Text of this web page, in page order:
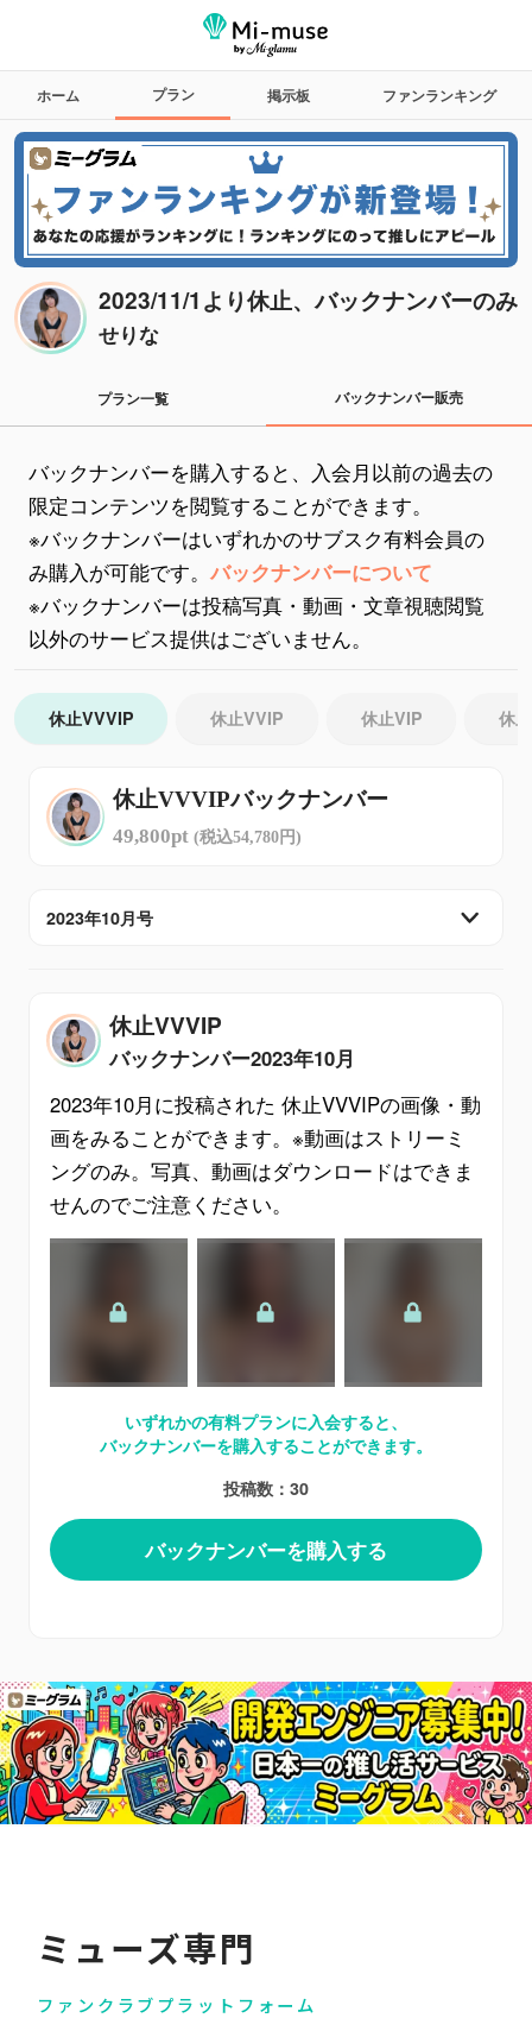
ホーム プラン 掲示板 ファンランキング
2023/11/1より休止、バックナンバーのみ
せりな
プラン一覧 バックナンバー販売
バックナンバーを購入すると、入会月以前の過去の
限定コンテンツを閲覧することができます。
※バックナンバーはいずれかのサブスク有料会員の
み購入が可能です。 バックナンバーについて
※バックナンバーは投稿写真・動画・文章視聴閲覧
以外のサービス提供はございません。
休止VVVIP 休止VVIP 休止VIP 休
休止VVVIPバックナンバー
49,800pt(税込54,780円)
2023年10月号
休止VVVIP
バックナンバー2023年10月
2023年10月に投稿された 休止VVVIPの画像・動
画をみることができます。※動画はストリーミ
ングのみ。写真、動画はダウンロードはできま
せんのでご注意ください。
いずれかの有料プランに入会すると、
バックナンバーを購入することができます。
投稿数：30
バックナンバーを購入する
ミューズ専門
ファンクラブプラットフォーム